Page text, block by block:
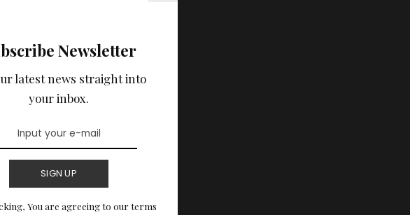
Newsletter
latest news straight into
your inbox.
SIGN UP
You are agreeing to our terms
courses from Software
months or 10 months)